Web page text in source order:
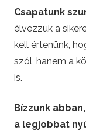
Csapatunk
élvezzük a
kell értenünk,
szól, hanem a
is.
Bízzunk
a legjobbat